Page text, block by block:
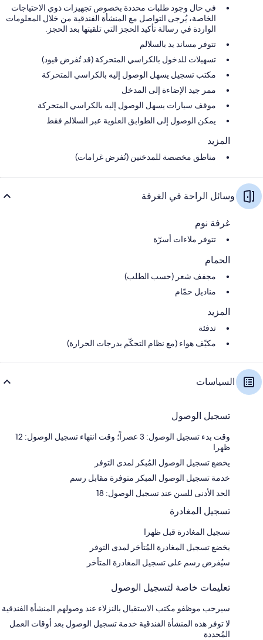
في حال وجود طلبات محددة بخصوص تجهيزات ذوي الاحتياجات
الخاصة، يُرجى التواصل مع المنشأة الفندقية من خلال المعلومات
الواردة في رسالة تأكيد الحجز التي تلقيتها بعد الحجز.
تتوفر مساند يد بالسلالم
تسهيلات للدخول بالكراسي المتحركة (قد تُفرض قيود)
مكتب تسجيل يسهل الوصول إليه بالكراسي المتحركة
ممر جيد الإضاءة إلى المدخل
موقف سيارات يسهل الوصول إليه بالكراسي المتحركة
يمكن الوصول إلى الطوابق العلوية عبر السلالم فقط
المزيد
مناطق مخصصة للمدخنين (تُفرض غرامات)
وسائل الراحة في الغرفة
غرفة نوم
تتوفر ملاءات أسرّة
الحمام
مجفف شعر (حسب الطلب)
مناديل حمّام
المزيد
تدفئة
مكيّف هواء (مع نظام التحكّم بدرجات الحرارة)
السياسات
تسجيل الوصول
وقت بدء تسجيل الوصول: 3 عصراً؛ وقت انتهاء تسجيل الوصول: 12
ظهرا
يخضع تسجيل الوصول المُبكر لمدى التوفر
خدمة تسجيل الوصول المبكر متوفرة مقابل رسم
الحد الأدنى للسن عند تسجيل الوصول: 18
تسجيل المغادرة
تسجيل المغادرة قبل ظهرا
يخضع تسجيل المغادرة المُتأخر لمدى التوفر
سيُفرض رسم على تسجيل المغادرة المتأخر
تعليمات خاصة لتسجيل الوصول
سيرحب موظفو مكتب الاستقبال بالنزلاء عند وصولهم المنشأة الفندقية
لا توفر هذه المنشأة الفندقية خدمة تسجيل الوصول بعد أوقات العمل
المُحددة